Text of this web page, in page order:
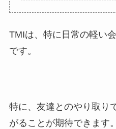
TMIは、特に日常の軽い
です。
特に、友達とのやり取り
がることが期待できます。